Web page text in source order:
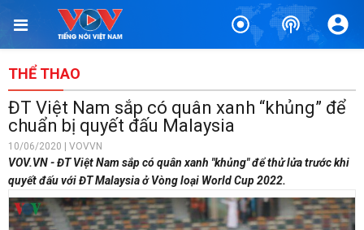
THỂ THAO
ĐT Việt Nam sắp có quân xanh “khủng” để
chuẩn bị quyết đấu Malaysia
10/06/2020 | VOVVN
VOV.VN - ĐT Việt Nam sắp có quân xanh "khủng" để thử lửa trước khi
quyết đấu với ĐT Malaysia ở Vòng loại World Cup 2022.